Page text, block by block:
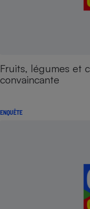
Fruits, légumes et
convaincante
ENQUÊTE